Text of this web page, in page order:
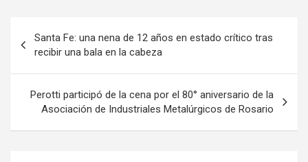
de
entradas
Santa Fe: una nena de 12 años en estado crítico tras
recibir una bala en la cabeza
Perotti participó de la cena por el 80° aniversario de la
Asociación de Industriales Metalúrgicos de Rosario